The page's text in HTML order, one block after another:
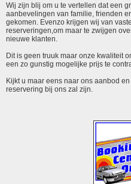
Wij zijn blij om u te vertellen dat een
aanbevelingen van familie, frienden
gekomen. Evenzo krijgen wij van
reserveringen,om maar te zwijgen
nieuwe klanten.
Dit is geen truuk maar onze kwaliteit
een zo gunstig mogelijke prijs te
Kijkt u maar eens naar ons aanbod
reservering bij ons zal zijn.